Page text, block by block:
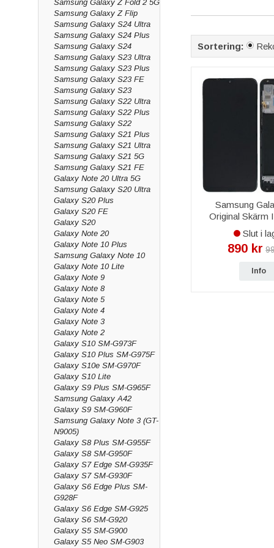
Samsung Galaxy Z Fold 2 5G
Samsung Galaxy Z Flip
Samsung Galaxy S24 Ultra
Samsung Galaxy S24 Plus
Samsung Galaxy S24
Samsung Galaxy S23 Ultra
Samsung Galaxy S23 Plus
Samsung Galaxy S23 FE
Samsung Galaxy S23
Samsung Galaxy S22 Ultra
Samsung Galaxy S22 Plus
Samsung Galaxy S22
Samsung Galaxy S21 Plus
Samsung Galaxy S21 Ultra
Samsung Galaxy S21 5G
Samsung Galaxy S21 FE
Galaxy Note 20 Ultra 5G
Samsung Galaxy S20 Ultra
Galaxy S20 Plus
Galaxy S20 FE
Galaxy S20
Galaxy Note 20
Galaxy Note 10 Plus
Samsung Galaxy Note 10
Galaxy Note 10 Lite
Galaxy Note 9
Galaxy Note 8
Galaxy Note 5
Galaxy Note 4
Galaxy Note 3
Galaxy Note 2
Galaxy S10 SM-G973F
Galaxy S10 Plus SM-G975F
Galaxy S10e SM-G970F
Galaxy S10 Lite
Galaxy S9 Plus SM-G965F
Samsung Galaxy A42
Galaxy S9 SM-G960F
Samsung Galaxy Note 3 (GT-
N9005)
Galaxy S8 Plus SM-G955F
Galaxy S8 SM-G950F
Galaxy S7 Edge SM-G935F
Galaxy S7 SM-G930F
Galaxy S6 Edge Plus SM-
G928F
Galaxy S6 Edge SM-G925
Galaxy S6 SM-G920
Galaxy S5 SM-G900
Galaxy S5 Neo SM-G903
Baksida, glas &
Har baksidan
Batteri &
antenner och tejp –
Varför köpa
Vi är grossist med
, snabb
Vanliga frågor
Vilka skärmar
Vi lagerför skärm i
Har ni batteri till
Ja, vi har batteri till
Passar delarna
Sortering:
Samsung
Original Skärm
Display -
Slut i
890 kr
Info